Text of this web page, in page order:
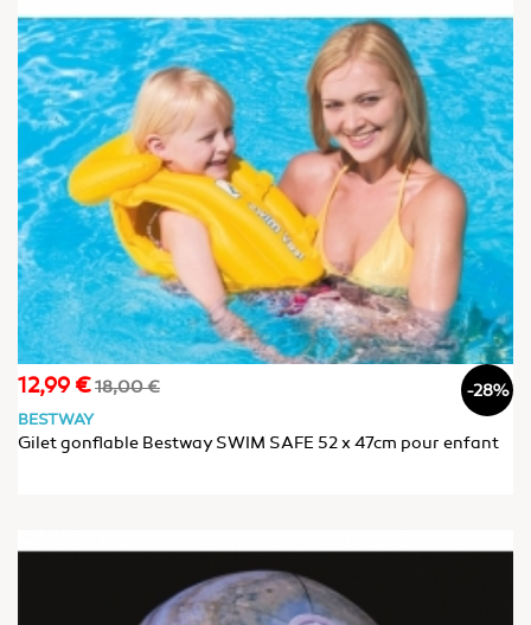
Prix
12,99 €Prix
18,00 € -28%
BESTWAY
Gilet gonflable Bestway SWIM SAFE 52 x 47cm pour enfant